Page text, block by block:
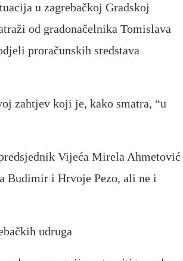
u zagrebačkoj Gradskoj
od gradonačelnika Tomislava
proračunskih sredstava
zahtjev koji je, kako smatra, “u
Vijeća Mirela Ahmetović
Budimir i Hrvoje Pezo, ali ne i
udruga